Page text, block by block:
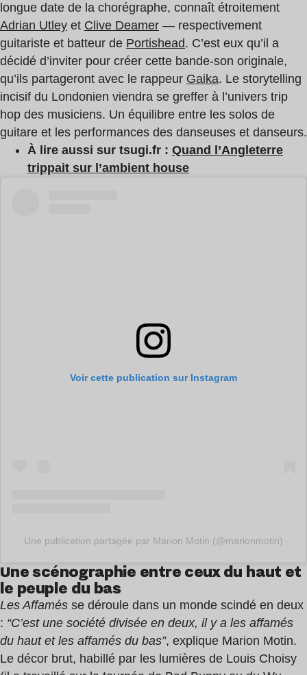
longue date de la chorégraphe, connaît étroitement
Adrian Utley et Clive Deamer — respectivement
guitariste et batteur de Portishead. C’est eux qu’il a
décidé d’inviter pour créer cette bande-son originale,
qu’ils partageront avec le rappeur Gaika. Le storytelling
incisif du Londonien viendra se greffer à l’univers trip
hop des musiciens. Un équilibre entre les solos de
guitare et les performances des danseuses et danseurs.
À lire aussi sur tsugi.fr : Quand l’Angleterre
trippait sur l’ambient house
Voir cette publication sur Instagram
Une publication partagée par Marion Motin (@marionmotin)
Une scénographie entre ceux du haut et
le peuple du bas
Les Affamés se déroule dans un monde scindé en deux
: “C’est une société divisée en deux, il y a les affamés
du haut et les affamés du bas”, explique Marion Motin.
Le décor brut, habillé par les lumières de Louis Choisy